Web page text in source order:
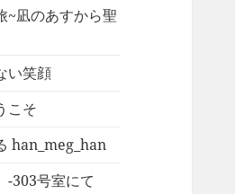
~凪のあすから聖
い笑顔
こそ
han_meg_han
303号室にて